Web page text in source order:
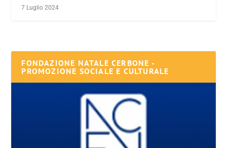
7 Luglio 2024
FONDAZIONE NATALE CERBONE -
PROMOZIONE SOCIALE E CULTURALE